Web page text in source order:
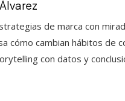
de marca con
cómo cambian hábitos de
con datos y